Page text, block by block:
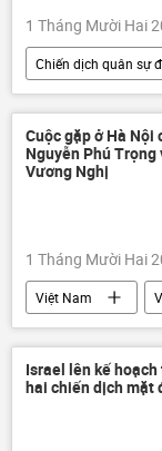
1 Tháng Mười Hai
Chiến dịch quân sự
Cuộc khủng hoảng
viện trợ quân sự
Hoa Kỳ
Cuộc gặp ở Hà Nội
Nguyễn Phú
Vương Nghị
1 Tháng Mười Hai
Việt Nam
Nguyễn Phú Trọng
Chính trị
Bộ Ngoại giao Trung
Israel lên kế
hai chiến dịch mặt